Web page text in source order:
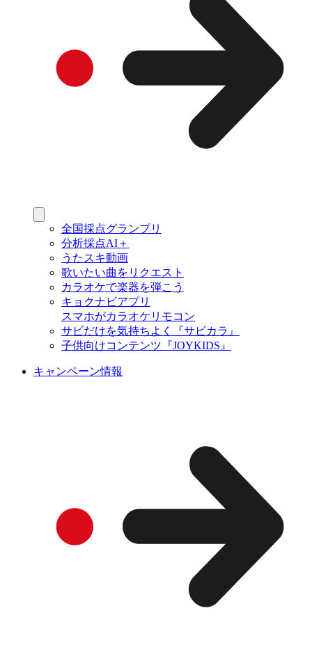
全国採点グランプリ
分析採点AI＋
うたスキ動画
歌いたい曲をリクエスト
カラオケで楽器を弾こう
キョクナビアプリ
スマホがカラオケリモコン
サビだけを気持ちよく『サビカラ』
子供向けコンテンツ『JOYKIDS』
キャンペーン情報